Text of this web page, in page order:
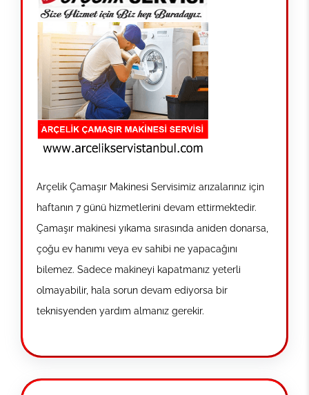
Arçelik Çamaşır Makinesi Servisimiz arızalarınız için
haftanın 7 günü hizmetlerini devam ettirmektedir.
Çamaşır makinesi yıkama sırasında aniden donarsa,
çoğu ev hanımı veya ev sahibi ne yapacağını
bilemez. Sadece makineyi kapatmanız yeterli
olmayabilir, hala sorun devam ediyorsa bir
teknisyenden yardım almanız gerekir.